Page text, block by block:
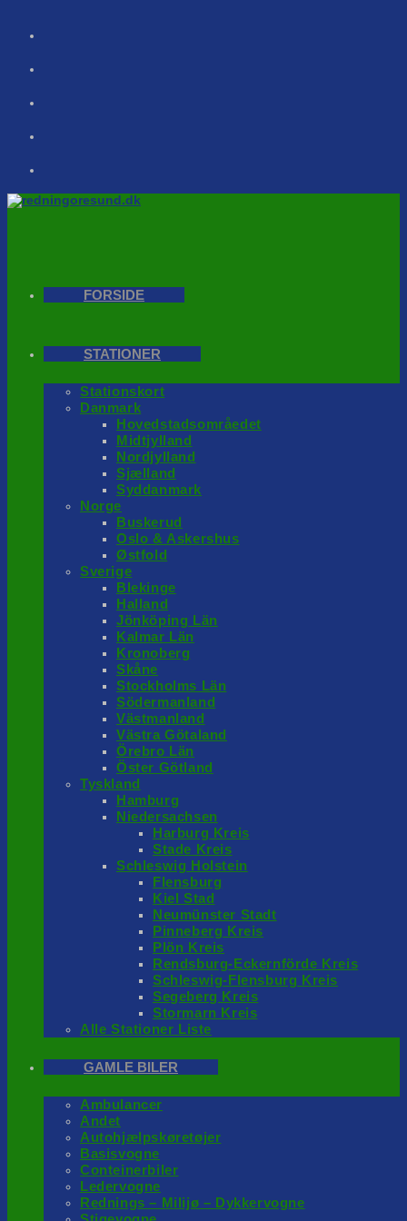
FORSIDE
STATIONER
Stationskort
Danmark
Hovedstadsområedet
Midtjylland
Nordjylland
Sjælland
Syddanmark
Norge
Buskerud
Oslo & Askershus
Østfold
Sverige
Blekinge
Halland
Jönköping Län
Kalmar Län
Kronoberg
Skåne
Stockholms Län
Södermanland
Västmanland
Västra Götaland
Örebro Län
Öster Götland
Tyskland
Hamburg
Niedersachsen
Harburg Kreis
Stade Kreis
Schleswig Holstein
Flensburg
Kiel Stad
Neumünster Stadt
Pinneberg Kreis
Plön Kreis
Rendsburg-Eckernförde Kreis
Schleswig-Flensburg Kreis
Segeberg Kreis
Stormarn Kreis
Alle Stationer Liste
GAMLE BILER
Ambulancer
Andet
Autohjælpskøretøjer
Basisvogne
Conteinerbiler
Ledervogne
Rednings – Milijø – Dykkervogne